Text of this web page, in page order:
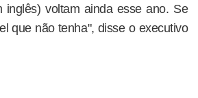
inglês) voltam ainda esse ano. Se
que não tenha", disse o executivo